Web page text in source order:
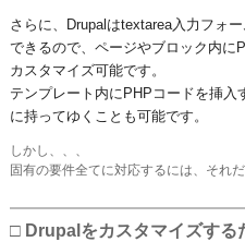
さらに、Drupalはtextarea入力フォ
できるので、ページやブロック内に
カスタマイズ可能です。
テンプレート内にPHPコードを挿
に持ってゆくことも可能です。
しかし、、、
固有の要件全てに対応するには、それ
□ Drupalをカスタマイズする